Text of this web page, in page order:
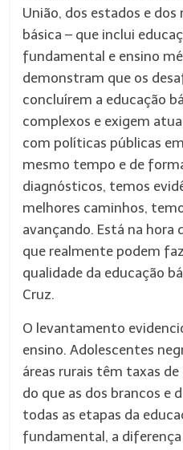
União, dos estados e
básica – que inclui
fundamental e ensino
demonstram que os
concluírem a educação
complexos e exigem
com políticas públicas
mesmo tempo e de
diagnósticos, temos
melhores caminhos,
avançando. Está na hora
que realmente podem
qualidade da educação
Cruz.
O levantamento
ensino. Adolescentes
áreas rurais têm taxas
do que as dos brancos e
todas as etapas da
fundamental, a